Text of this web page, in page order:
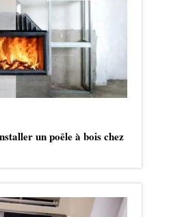
un poêle à bois chez